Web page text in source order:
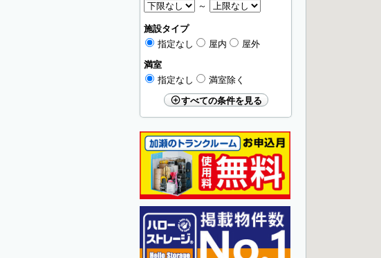
～
施設タイプ
指定なし
屋内
屋外
満室
指定なし
満室除く
すべての条件を見る